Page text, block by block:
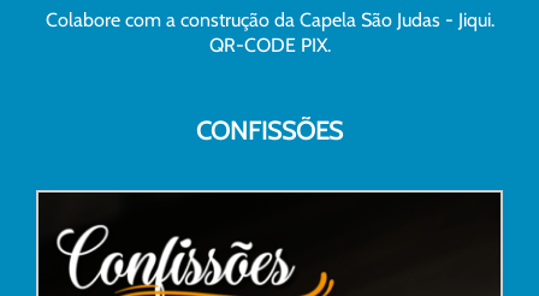
Colabore com a construção da Capela São Judas - Jiqui.
QR-CODE PIX.
CONFISSÕES